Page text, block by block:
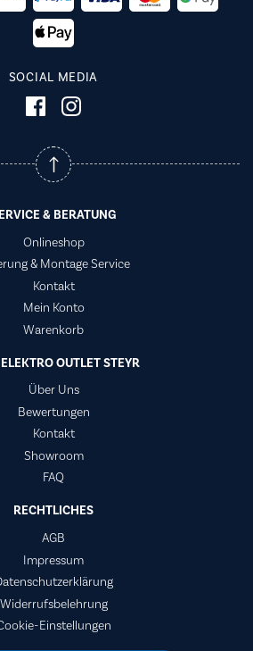
SOCIAL MEDIA
& BERATUNG
Onlineshop
& Montage Service
Kontakt
Mein Konto
Warenkorb
OUTLET STEYR
Über Uns
Bewertungen
Kontakt
Showroom
FAQ
RECHTLICHES
AGB
Impressum
Widerrufsbelehrung
Einstellungen